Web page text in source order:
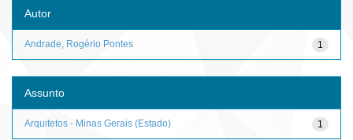
Autor
1
Andrade, Rogério Pontes
Assunto
1
Arquitetos - Minas Gerais (Estado)